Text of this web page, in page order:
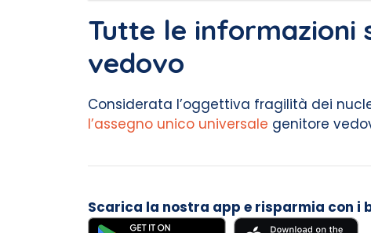
Tutte le informazioni
vedovo
Considerata l’oggettiva fragilità dei
l’assegno unico universale genitore
Scarica la nostra app e risparmia con i